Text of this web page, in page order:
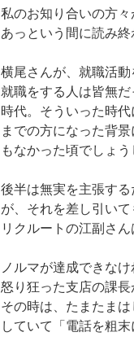
私のお知り合いの方
あっという間に読み終
横尾さんが、就職活
就職をする人は皆無
時代。そういった時
までの方になった背
もなかった頃でしょう
後半は無実を主張す
が、それを差し引いて
リクルートの江副さ
ノルマが達成できな
怒り狂った支店の課
その時は、たまたま
していて「電話を粗